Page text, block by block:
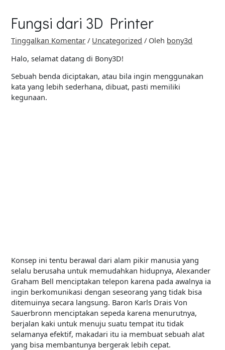
Fungsi dari 3D Printer
Tinggalkan Komentar / Uncategorized / Oleh bony3d
Halo, selamat datang di Bony3D!
Sebuah benda diciptakan, atau bila ingin menggunakan
kata yang lebih sederhana, dibuat, pasti memiliki
kegunaan.
Konsep ini tentu berawal dari alam pikir manusia yang
selalu berusaha untuk memudahkan hidupnya, Alexander
Graham Bell menciptakan telepon karena pada awalnya ia
ingin berkomunikasi dengan seseorang yang tidak bisa
ditemuinya secara langsung. Baron Karls Drais Von
Sauerbronn menciptakan sepeda karena menurutnya,
berjalan kaki untuk menuju suatu tempat itu tidak
selamanya efektif, makadari itu ia membuat sebuah alat
yang bisa membantunya bergerak lebih cepat.